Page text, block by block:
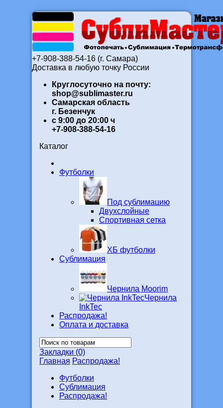
+7-908-388-54-16 (г. Самара)
Доставка в любую точку России
Круглосуточно на почту:
shop@sublimaster.ru
Самарская область
г. Безенчук
с 9:00 до 20:00 ч
+7-908-388-54-16
Каталог
Футболки
Под сублимацию
Двухслойные
Спортивная сетка
ХБ футболки
Сублимация
Чернила Moorim
Чернила
InkTec
Распродажа!
Оплата и доставка
Закладки (0)
Главная Распродажа!
Футболки
Сублимация
Распродажа!